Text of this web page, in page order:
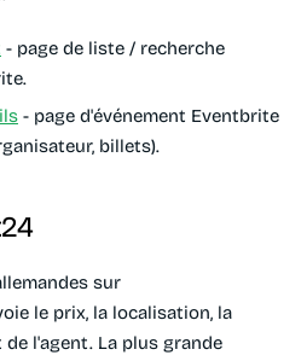
- page de liste / recherche
- page d'événement Eventbrite
billets).
sur
le prix, la localisation, la
l'agent. La plus grande